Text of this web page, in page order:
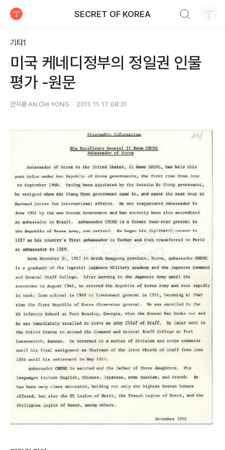
SECRET OF KOREA
기타1
미국 케네디정부의 정일권 인물
평가 -원문
안치용 AN CHI YONG 2011. 11. 17. 08:31